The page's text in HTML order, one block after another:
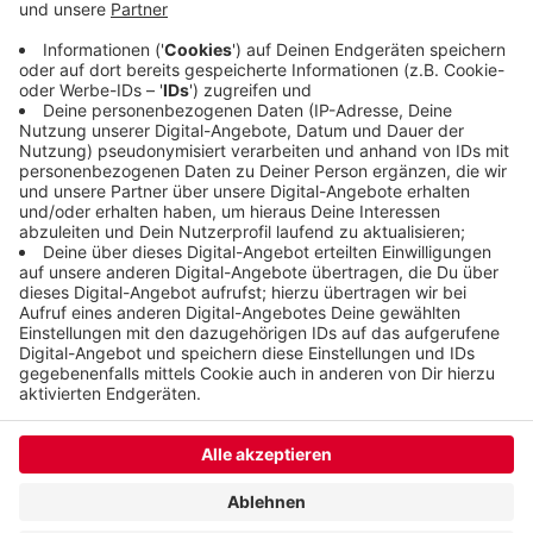
Quadratmeter. Dafür wird die Stadt weiteres
Fördergeld beantragen - und rechnet damit, das
auch zu bekommen.
Veröffentlicht: Sonntag, 07.02.2021 07:31
Anzeige
Anzeige